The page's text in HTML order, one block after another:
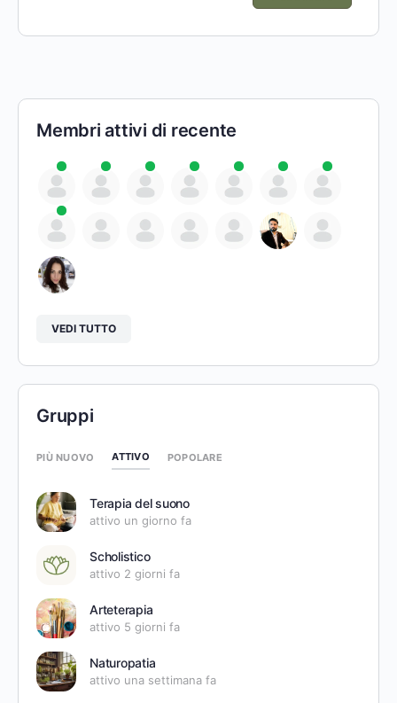
Membri attivi di recente
VEDI TUTTO
Gruppi
PIÙ NUOVO ATTIVO POPOLARE
Terapia del suono
attivo un giorno fa
Scholistico
attivo 2 giorni fa
Arteterapia
attivo 5 giorni fa
Naturopatia
attivo una settimana fa